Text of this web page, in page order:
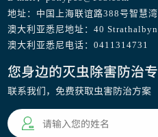
地址：中国上海联谊路388号智慧
澳大利亚悉尼地址：40
澳大利亚悉尼电话：0411314731
您身边的灭虫除害防治
联系我们，免费获取虫害防治方案